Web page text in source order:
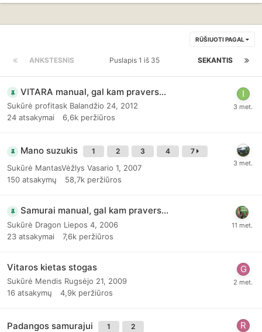
RŪŠIUOTI PAGAL
ANKSTESNIS SEKANTIS
Puslapis 1 iš 35
VITARA manual, gal kam pravers...
Sukūrė profitask Balandžio 24, 2012
24 atsakymai 6,6k peržiūros
Mano suzukis 1 2 3 4 7
Sukūrė MantasVėžlys Vasario 1, 2007
150 atsakymų 58,7k peržiūros
Samurai manual, gal kam pravers...
Sukūrė Dragon Liepos 4, 2006
23 atsakymai 7,6k peržiūros
Vitaros kietas stogas
Sukūrė Mendis Rugsėjo 21, 2009
16 atsakymų 4,9k peržiūros
Padangos samurajui 1 2